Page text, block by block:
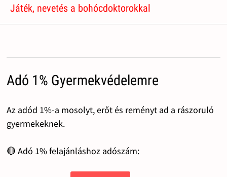
Játék, nevetés a bohócdoktorokkal
Adó 1% Gyermekvédelemre
Az adód 1%-a mosolyt, erőt és reményt ad a rászoruló
gyermekeknek.
🔴 Adó 1% felajánláshoz adószám: